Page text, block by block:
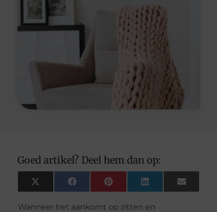
Goed artikel? Deel hem dan op:
X
(Twitter)
FacebookPinterest LinkedIn Email
Wanneer het aankomt op zitten en